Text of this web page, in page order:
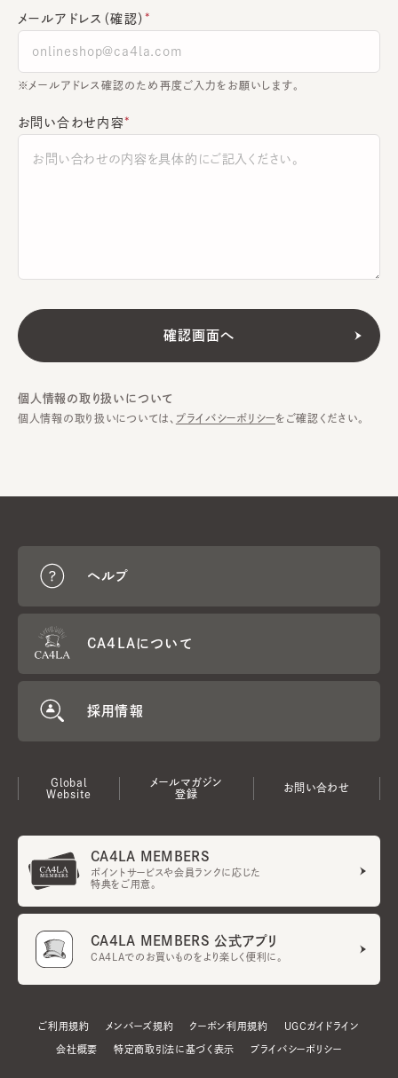
メールアドレス（確認）
※メールアドレス確認のため再度ご入力をお願いします。
お問い合わせ内容
個人情報の取り扱いについて
個人情報の取り扱いについては、 プライバシーポリシーをご確認ください。
ヘルプ
CA4LAについて
採用情報
Global
Website
メールマガジン
登録
お問い合わせ
CA4LA MEMBERS
ポイントサービスや会員ランクに応じた
特典をご用意。
CA4LA MEMBERS 公式アプリ
CA4LAでのお買いものをより楽しく便利に。
ご利用規約 メンバーズ規約 クーポン利用規約 UGCガイドライン
会社概要 特定商取引法に基づく表示 プライバシーポリシー